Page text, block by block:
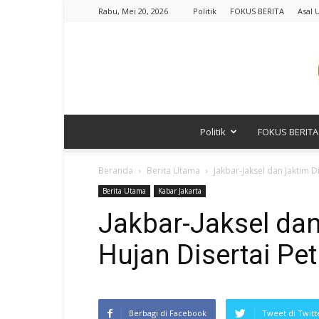
Rabu, Mei 20, 2026 Politik FOKUS BERITA Asal
Politik FOKUS BERITA
Beranda Berita Utama Jakbar-Jaksel dan Jaktim
Berita Utama Kabar Jakarta
Jakbar-Jaksel
Hujan Disertai
Berbagi di Facebook Tweet di